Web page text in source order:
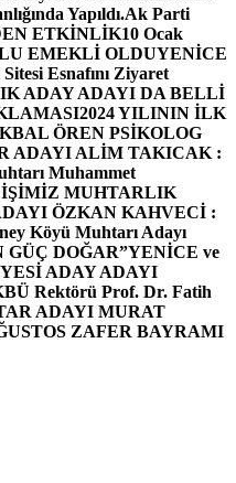
Yapıldı.Ak Parti
ETKİNLİK10 Ocak
EMEKLİ OLDUYENİCE
Esnafını Ziyaret
ADAY ADAYI DA BELLİ
2024 YILININ İLK
ÖREN PSİKOLOG
ADAYI ALİM TAKICAK :
Muhammet
İŞİMİZ MUHTARLIK
ÖZKAN KAHVECİ :
Köyü Muhtarı Adayı
DOĞAR”YENİCE ve
ADAY ADAYI
Rektörü Prof. Dr. Fatih
ADAYI MURAT
ZAFER BAYRAMI